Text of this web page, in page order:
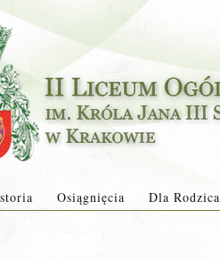
Osiągnięcia Dla Rodzica